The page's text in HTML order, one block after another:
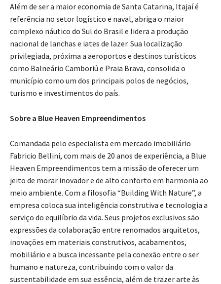
Além de ser a maior economia de Santa Catarina, Itajaí é
referência no setor logístico e naval, abriga o maior
complexo náutico do Sul do Brasil e lidera a produção
nacional de lanchas e iates de lazer. Sua localização
privilegiada, próxima a aeroportos e destinos turísticos
como Balneário Camboriú e Praia Brava, consolida o
município como um dos principais polos de negócios,
turismo e investimentos do país.
Sobre a Blue Heaven Empreendimentos
Comandada pelo especialista em mercado imobiliário
Fabricio Bellini, com mais de 20 anos de experiência, a Blue
Heaven Empreendimentos tem a missão de oferecer um
jeito de morar inovador e de alto conforto em harmonia ao
meio ambiente. Com a filosofia “Building With Nature”, a
empresa coloca sua inteligência construtiva e tecnologia a
serviço do equilíbrio da vida. Seus projetos exclusivos são
expressões da colaboração entre renomados arquitetos,
inovações em materiais construtivos, acabamentos,
mobiliário e a busca incessante pela conexão entre o ser
humano e natureza, contribuindo com o valor da
sustentabilidade em sua essência, além de trazer arte às